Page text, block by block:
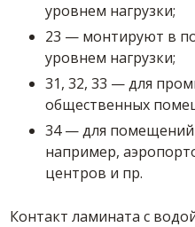
уровнем нагрузки;
23 — монтируют в
уровнем нагрузки;
31, 32, 33 — для
общественных
34 — для помещений
например,
центров и пр.
Контакт ламината с